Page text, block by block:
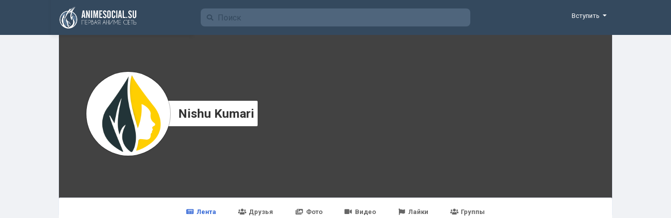
Funding
Вступить
Nishu Kumari
Лента Друзья Фото Видео Лайки Группы